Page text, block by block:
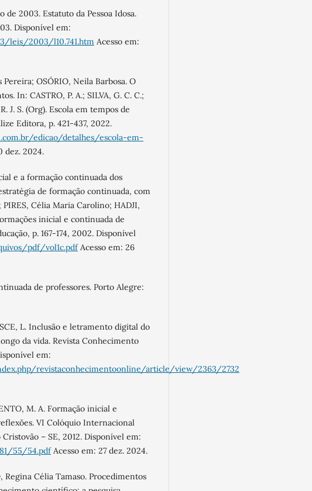
de 2003. Estatuto da Pessoa Idosa.
Disponível em:
leis/2003/l10.741.htm Acesso em:
OSÓRIO, Neila Barbosa. O
In: CASTRO, P. A.; SILVA, G. C. C.;
J. S. (Org). Escola em tempos de
Editora, p. 421-437, 2022.
edicao/detalhes/escola-em-
dez. 2024.
e a formação continuada dos
de formação continuada, com
Célia Maria Carolino; HADJI,
inicial e continuada de
p. 167-174, 2002. Disponível
pdf/vol1c.pdfAcesso em: 26
de professores. Porto Alegre:
L. Inclusão e letramento digital do
da vida. Revista Conhecimento
em:
revistaconhecimentoonline/article/view/2363/2732
M. A. Formação inicial e
VI Colóquio Internacional
– SE, 2012. Disponível em:
55/54.pdfAcesso em: 27 dez. 2024.
Célia Tamaso. Procedimentos